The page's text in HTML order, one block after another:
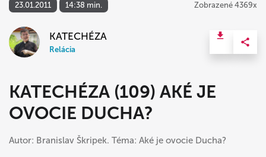
23.01.2011 14:38 min. Zobrazené 4369x
KATECHÉZA
Relácia
KATECHÉZA (109) AKÉ JE
OVOCIE DUCHA?
Autor: Branislav Škripek. Téma: Aké je ovocie Ducha?